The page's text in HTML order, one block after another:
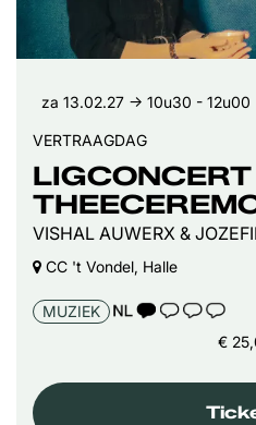
LIGCONCERT
VISHAL AUWERX &
VERTRAAGDAG
za 13.02.27 → 10u30 - 12u00
CC 't Vondel, Halle
MUZIEK
TAALICOON 1
€